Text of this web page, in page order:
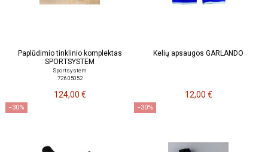
Paplūdimio tinklinio komplektas
SPORTSYSTEM
Sportsystem
726 05052
124,00 €
Kelių apsaugos GARLANDO
12,00 €
−30% −30%